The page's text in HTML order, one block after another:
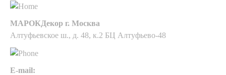
МАРОКДекор г. Москва
Алтуфьевское ш., д. 48, к.2 БЦ Алтуфьево-48
E-mail: